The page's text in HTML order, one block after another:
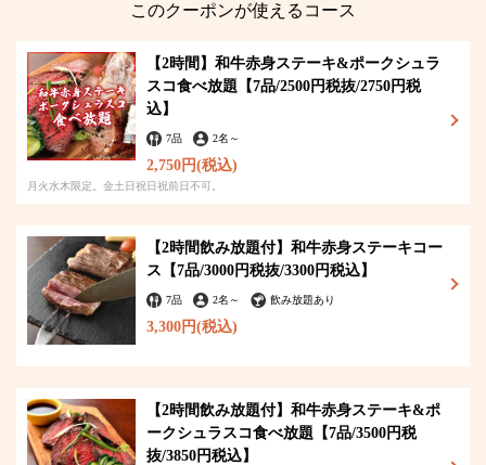
このクーポンが使えるコース
【2時間】和牛赤身ステーキ&ポークシュラ
スコ食べ放題【7品/2500円税抜/2750円税
込】
7品 2名 ～
2,750円(税込)
月火水木限定。金土日祝日祝前日不可。
【2時間飲み放題付】和牛赤身ステーキコー
ス【7品/3000円税抜/3300円税込】
7品 2名 ～ 飲み放題あり
3,300円(税込)
【2時間飲み放題付】和牛赤身ステーキ&ポ
ークシュラスコ食べ放題【7品/3500円税
抜/3850円税込】